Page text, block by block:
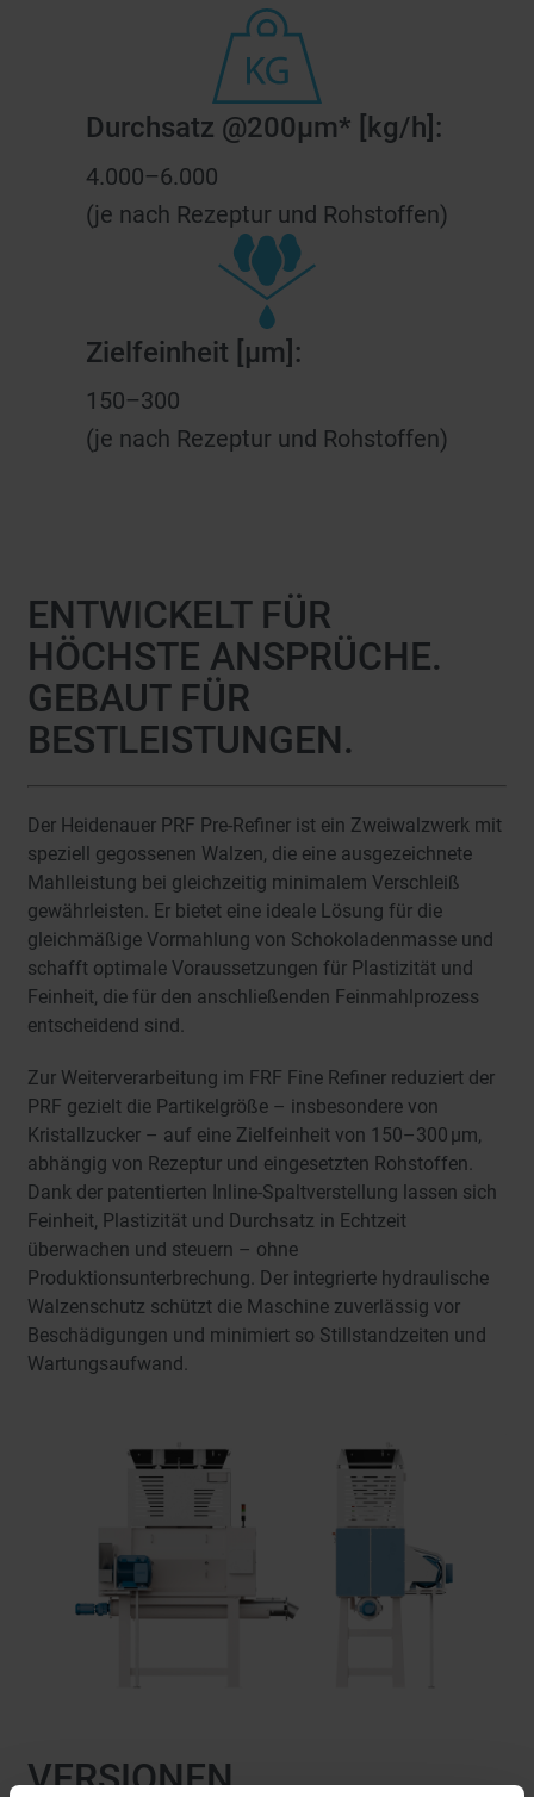
Durchsatz @200µm* [kg/h]:
4.000–6.000
(je nach Rezeptur und Rohstoffen)
Zielfeinheit [µm]:
150–300
(je nach Rezeptur und Rohstoffen)
ENTWICKELT FÜR
HÖCHSTE ANSPRÜCHE.
GEBAUT FÜR
BESTLEISTUNGEN.
Der Heidenauer PRF Pre-Refiner ist ein Zweiwalzwerk mit
speziell gegossenen Walzen, die eine ausgezeichnete
Mahlleistung bei gleichzeitig minimalem Verschleiß
gewährleisten. Er bietet eine ideale Lösung für die
gleichmäßige Vormahlung von Schokoladenmasse und
schafft optimale Voraussetzungen für Plastizität und
Feinheit, die für den anschließenden Feinmahlprozess
entscheidend sind.
Zur Weiterverarbeitung im FRF Fine Refiner reduziert der
PRF gezielt die Partikelgröße – insbesondere von
Kristallzucker – auf eine Zielfeinheit von 150–300 µm,
abhängig von Rezeptur und eingesetzten Rohstoffen.
Dank der patentierten Inline-Spaltverstellung lassen sich
Feinheit, Plastizität und Durchsatz in Echtzeit
überwachen und steuern – ohne
Produktionsunterbrechung. Der integrierte hydraulische
Walzenschutz schützt die Maschine zuverlässig vor
Beschädigungen und minimiert so Stillstandzeiten und
Wartungsaufwand.
VERSIONEN